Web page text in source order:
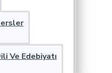
Ve Edebiyatı